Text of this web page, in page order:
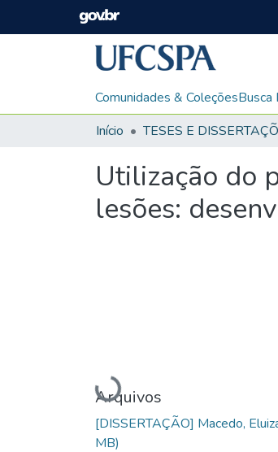
Comunidades & ColeçõesBusca
Início
TESES E
Utilização do
lesões:
Carregando...
Arquivos
[DISSERTAÇÃO] Macedo,
MB)